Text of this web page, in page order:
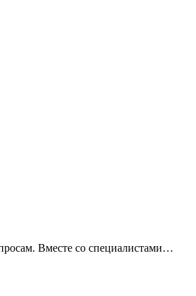
Вместе со специалистами…